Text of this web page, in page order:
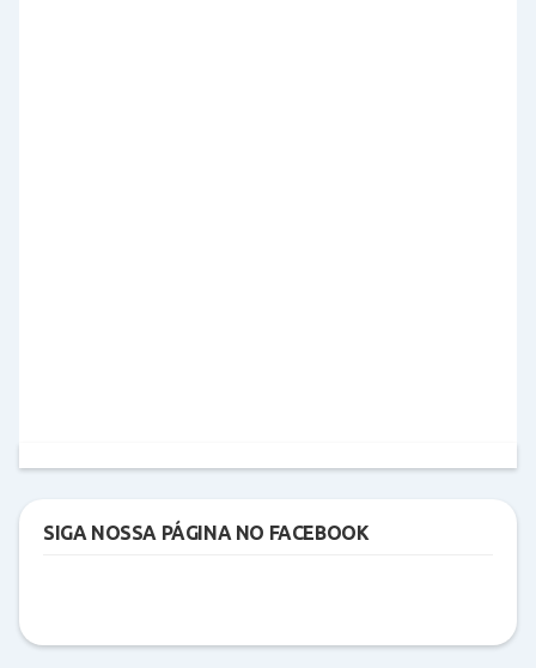
SIGA NOSSA PÁGINA NO FACEBOOK